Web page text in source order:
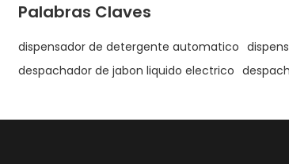
Palabras Claves
dispensador de detergente automatico
despachador de jabon liquido electrico